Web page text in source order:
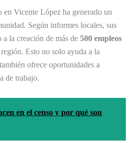
Vicente López ha generado un
Según informes locales, sus
la creación de más de 500 empleos
Esto no solo ayuda a la
ofrece oportunidades a
de trabajo.
en el censo y por qué son